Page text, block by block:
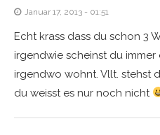
Januar 17, 2013 - 01:51
Echt krass dass du schon 3
irgendwie scheinst du
irgendwo wohnt. Vllt. stehst
du weisst es nur noch nicht